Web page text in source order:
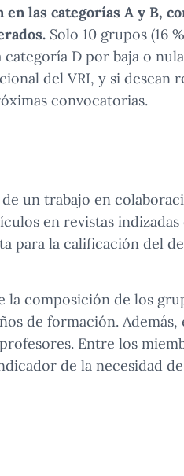
las categorías A y B,
Solo 10 grupos (16
categoría D por baja o
del VRI, y si desean
convocatorias.
un trabajo en
en revistas
para la calificación del
la composición de los
de formación.
Entre los
de la necesidad